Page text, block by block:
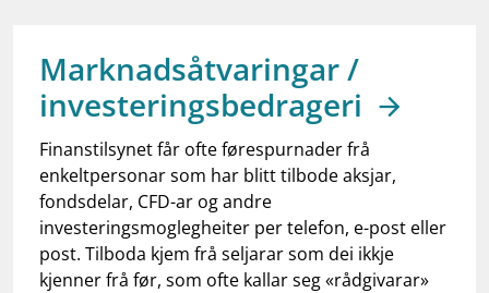
dashboardInformasjon for investorer
notifications_noneAbonner på nyhetsvarsel
Marknadsåtvaringar /
investeringsbedrageri
Finanstilsynet får ofte førespurnader frå
enkeltpersonar som har blitt tilbode aksjar,
fondsdelar, CFD-ar og andre
investeringsmoglegheiter per telefon, e-post eller
post. Tilboda kjem frå seljarar som dei ikkje
kjenner frå før, som ofte kallar seg «rådgivarar»